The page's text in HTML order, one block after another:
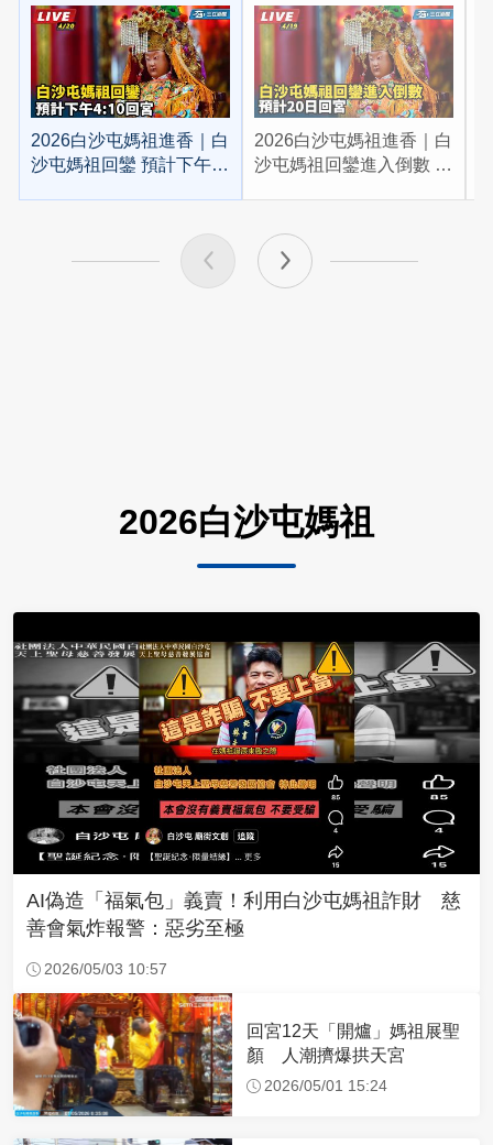
2026白沙屯媽祖進香｜白
沙屯媽祖回鑾 預計下午
2026白沙屯媽祖進香｜白
沙屯媽祖回鑾進入倒數 預
2026白沙屯媽祖
AI偽造「福氣包」義賣！利用白沙屯媽祖詐財 慈
善會氣炸報警：惡劣至極
2026/05/03 10:57
回宮12天「開爐」媽祖展聖
顏 人潮擠爆拱天宮
2026/05/01 15:24